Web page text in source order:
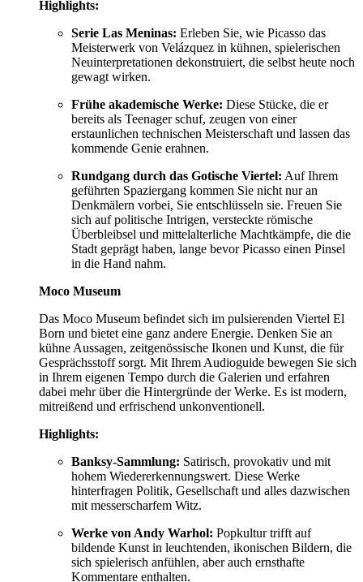
Highlights:
Serie Las Meninas: Erleben Sie, wie Picasso das
Meisterwerk von Velázquez in kühnen, spielerischen
Neuinterpretationen dekonstruiert, die selbst heute noch
gewagt wirken.
Frühe akademische Werke: Diese Stücke, die er
bereits als Teenager schuf, zeugen von einer
erstaunlichen technischen Meisterschaft und lassen das
kommende Genie erahnen.
Rundgang durch das Gotische Viertel: Auf Ihrem
geführten Spaziergang kommen Sie nicht nur an
Denkmälern vorbei, Sie entschlüsseln sie. Freuen Sie
sich auf politische Intrigen, versteckte römische
Überbleibsel und mittelalterliche Machtkämpfe, die die
Stadt geprägt haben, lange bevor Picasso einen Pinsel
in die Hand nahm.
Moco Museum
Das Moco Museum befindet sich im pulsierenden Viertel El
Born und bietet eine ganz andere Energie. Denken Sie an
kühne Aussagen, zeitgenössische Ikonen und Kunst, die für
Gesprächsstoff sorgt. Mit Ihrem Audioguide bewegen Sie sich
in Ihrem eigenen Tempo durch die Galerien und erfahren
dabei mehr über die Hintergründe der Werke. Es ist modern,
mitreißend und erfrischend unkonventionell.
Highlights:
Banksy-Sammlung: Satirisch, provokativ und mit
hohem Wiedererkennungswert. Diese Werke
hinterfragen Politik, Gesellschaft und alles dazwischen
mit messerscharfem Witz.
Werke von Andy Warhol: Popkultur trifft auf
bildende Kunst in leuchtenden, ikonischen Bildern, die
sich spielerisch anfühlen, aber auch ernsthafte
Kommentare enthalten.